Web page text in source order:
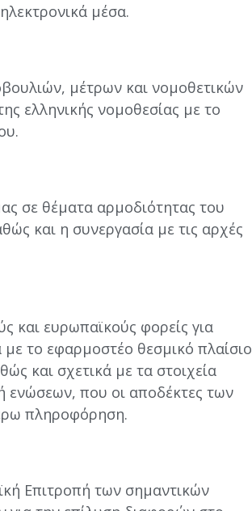
μέσα.
μέτρων και νομοθετικών
ελληνικής νομοθεσίας με το
σε θέματα αρμοδιότητας του
και η συνεργασία με τις αρχές
και ευρωπαϊκούς φορείς για
με το εφαρμοστέο θεσμικό πλαίσιο
και σχετικά με τα στοιχεία
ενώσεων, που οι αποδέκτες των
πληροφόρηση.
Επιτροπή των σημαντικών